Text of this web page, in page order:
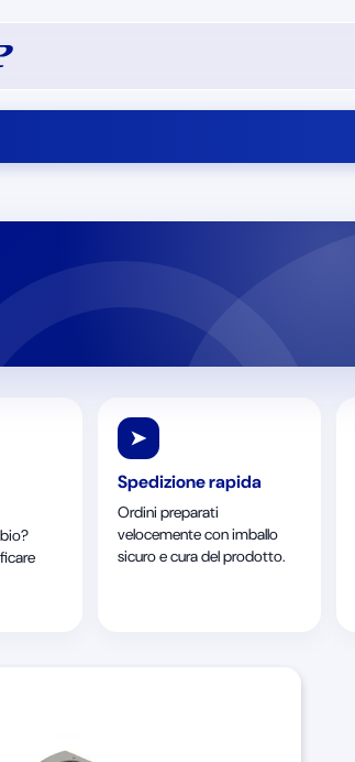
➤
Spedizione rapida
Ordini preparati
velocemente con imballo
sicuro e cura del prodotto.